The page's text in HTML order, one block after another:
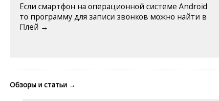
Если смартфон на операционной системе Android
то программу для записи звонков можно найти в
Плей →
Обзоры и статьи →